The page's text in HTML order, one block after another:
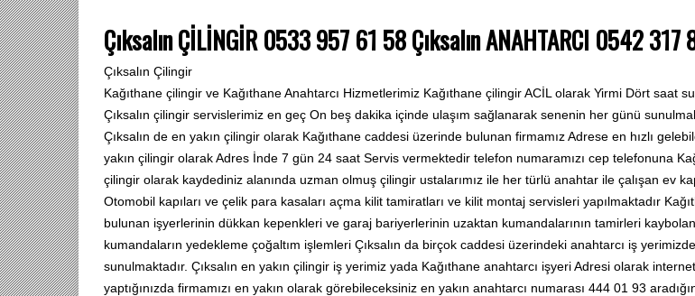
Çıksalın ÇİLİNGİR 0533 957 61 58 Çıksalın ANAHTARCI 0542
Çıksalın Çilingir
Kağıthane çilingir ve Kağıthane Anahtarcı Hizmetlerimiz Kağıthane çilingir ACİL olarak Yirmi Dört saat
Çıksalın çilingir servislerimiz en geç On beş dakika içinde ulaşım sağlanarak senenin her günü
Çıksalın de en yakın çilingir olarak Kağıthane caddesi üzerinde bulunan firmamız Adrese en hızlı
yakın çilingir olarak Adres İnde 7 gün 24 saat Servis vermektedir telefon numaramızı cep telefonuna
çilingir olarak kaydediniz alanında uzman olmuş çilingir ustalarımız ile her türlü anahtar ile çalışan ev
Otomobil kapıları ve çelik para kasaları açma kilit tamiratları ve kilit montaj servisleri yapılmaktadır
bulunan işyerlerinin dükkan kepenkleri ve garaj bariyerlerinin uzaktan kumandalarının tamirleri kaybolan
kumandaların yedekleme çoğaltım işlemleri Çıksalın da birçok caddesi üzerindeki anahtarcı iş yerimizde
sunulmaktadır. Çıksalın en yakın çilingir iş yerimiz yada Kağıthane anahtarcı işyeri Adresi olarak
yaptığınızda firmamızı en yakın olarak görebileceksiniz en yakın anahtarcı numarası 444 01 93